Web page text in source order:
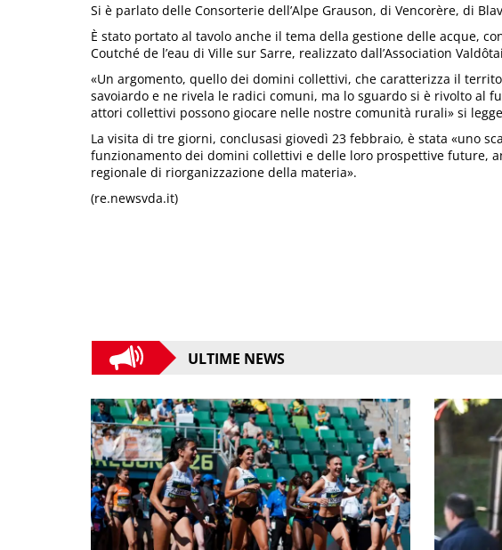
Si è parlato delle Consorterie dell’Alpe Grauson, di Vencorère, di
È stato portato al tavolo anche il tema della gestione delle acque,
Coutché de l’eau di Ville sur Sarre, realizzato dall’Association
«Un argomento, quello dei domini collettivi, che caratterizza il
savoiardo e ne rivela le radici comuni, ma lo sguardo si è rivolto al
attori collettivi possono giocare nelle nostre comunità rurali» si
La visita di tre giorni, conclusasi giovedì 23 febbraio, è stata «uno
funzionamento dei domini collettivi e delle loro prospettive future,
regionale di riorganizzazione della materia».
(re.newsvda.it)
ULTIME NEWS